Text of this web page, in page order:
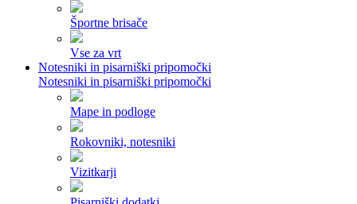
Športne brisače
Vse za vrt
Notesniki in pisarniški pripomočki
Notesniki in pisarniški pripomočki
Mape in podloge
Rokovniki, notesniki
Vizitkarji